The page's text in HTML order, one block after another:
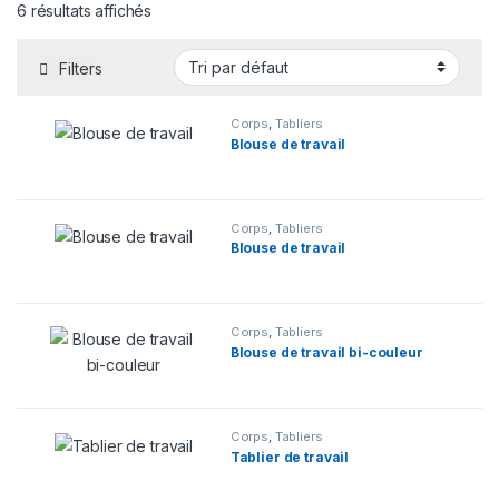
6 résultats affichés
Filters
Corps, Tabliers
Blouse de travail
Corps Tabliers
Blouse de travail
Corps, Tabliers
Blouse de travail bi-couleur
Corps, Tabliers
Tablier de travail